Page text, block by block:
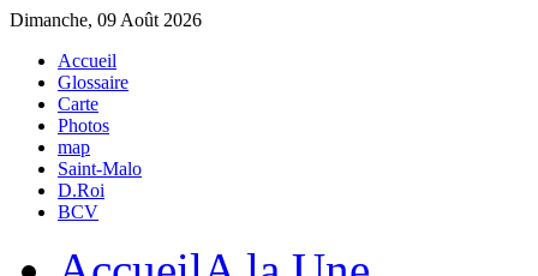
Dimanche, 09 Août 2026
Accueil
Glossaire
Carte
Photos
map
Saint-Malo
D.Roi
BCV